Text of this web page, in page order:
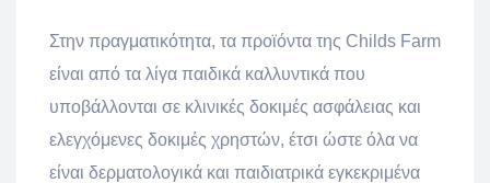
Στην πραγματικότητα, τα προϊόντα της Childs Farm
είναι από τα λίγα παιδικά καλλυντικά που
υποβάλλονται σε κλινικές δοκιμές ασφάλειας και
ελεγχόμενες δοκιμές χρηστών, έτσι ώστε όλα να
είναι δερματολογικά και παιδιατρικά εγκεκριμένα